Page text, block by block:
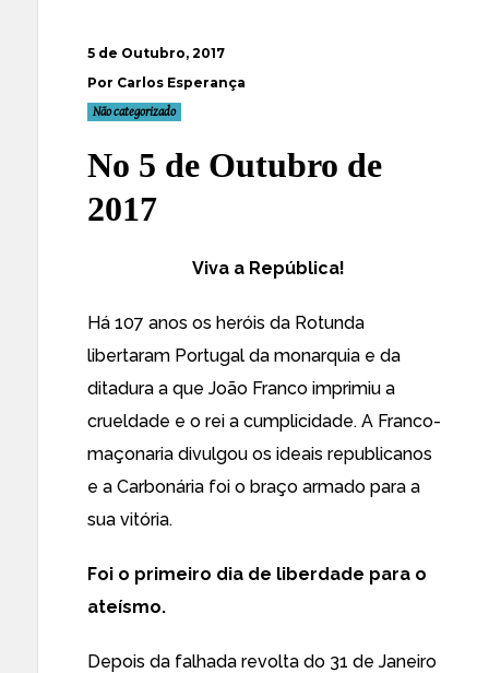
5 de Outubro, 2017
Por Carlos Esperança
Não categorizado
No 5 de Outubro de
2017
Viva a República!
Há 107 anos os heróis da Rotunda
libertaram Portugal da monarquia e da
ditadura a que João Franco imprimiu a
crueldade e o rei a cumplicidade. A Franco-
maçonaria divulgou os ideais republicanos
e a Carbonária foi o braço armado para a
sua vitória.
Foi o primeiro dia de liberdade para o
ateísmo.
Depois da falhada revolta do 31 de Janeiro